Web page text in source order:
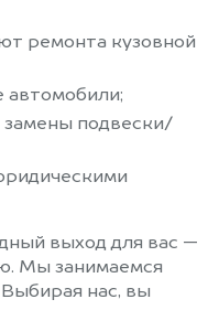
ремонта кузовной
автомобили;
подвески/
выход для вас —
Мы занимаемся
нас, вы